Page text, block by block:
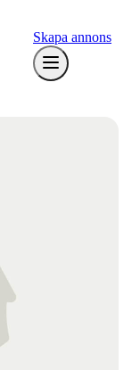
Skapa annons